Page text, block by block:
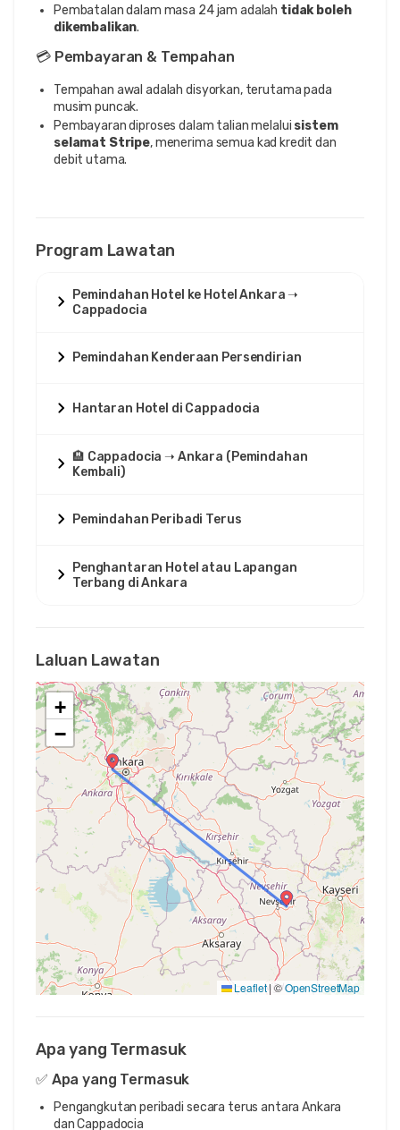
Pembatalan dalam masa 24 jam adalah tidak boleh
dikembalikan.
💳 Pembayaran & Tempahan
Tempahan awal adalah disyorkan, terutama pada
musim puncak.
Pembayaran diproses dalam talian melalui sistem
selamat Stripe, menerima semua kad kredit dan
debit utama.
Program Lawatan
Pemindahan Hotel ke Hotel Ankara ➝
Cappadocia
Pemindahan Kenderaan Persendirian
Hantaran Hotel di Cappadocia
🏨 Cappadocia ➝ Ankara (Pemindahan
Kembali)
Pemindahan Peribadi Terus
Penghantaran Hotel atau Lapangan
Terbang di Ankara
Laluan Lawatan
+
−
Leaflet|©OpenStreetMap
Apa yang Termasuk
✅ Apa yang Termasuk
Pengangkutan peribadi secara terus antara Ankara
dan Cappadocia